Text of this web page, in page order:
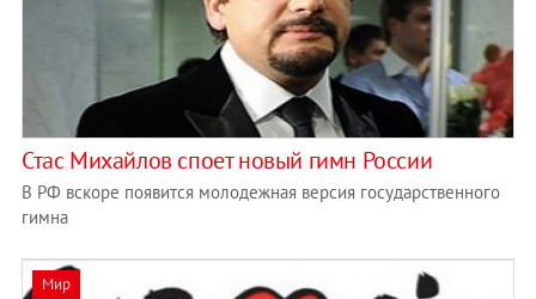
Стас Михайлов споет новый гимн России
В РФ вскоре появится молодежная версия государственного
гимна
Мир